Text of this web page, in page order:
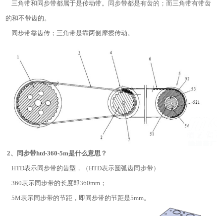
三角带和同步带都属于是传动带。同步带都是有齿的；而三角带有带齿
的和不带齿的。
同步带靠齿传；三角带是靠两侧摩擦传动。
2、同步带htd-360-5m是什么意思？
HTD表示同步带的齿型，（HTD表示圆弧齿同步带）
360表示同步带的长度即360mm；
5M表示同步带的节距，即同步带的节距是5mm。